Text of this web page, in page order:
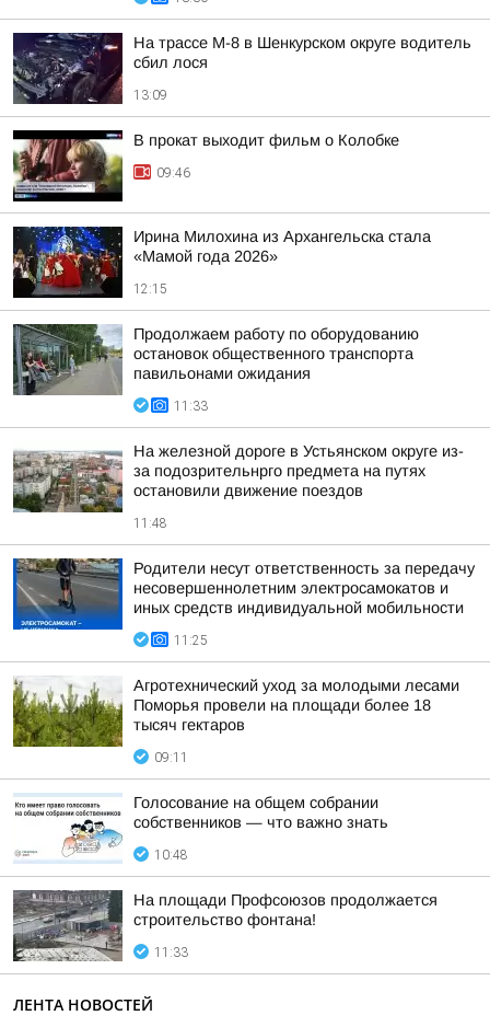
На трассе М-8 в Шенкурском округе водитель
сбил лося
13:09
В прокат выходит фильм о Колобке
09:46
Ирина Милохина из Архангельска стала
«Мамой года 2026»
12:15
Продолжаем работу по оборудованию
остановок общественного транспорта
павильонами ожидания
11:33
На железной дороге в Устьянском округе из-
за подозрительнрго предмета на путях
остановили движение поездов
11:48
Родители несут ответственность за передачу
несовершеннолетним электросамокатов и
иных средств индивидуальной мобильности
11:25
Агротехнический уход за молодыми лесами
Поморья провели на площади более 18
тысяч гектаров
09:11
Голосование на общем собрании
собственников — что важно знать
10:48
На площади Профсоюзов продолжается
строительство фонтана!
11:33
ЛЕНТА НОВОСТЕЙ